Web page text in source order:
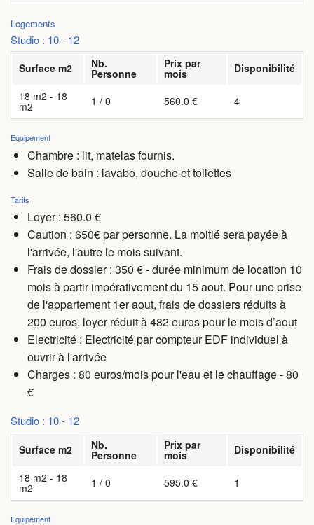
Logements
Studio : 10 - 12
Surface m2 Nb.
Personne
Prix par
mois
Disponibilité
18 m2 - 18
m2 1 / 0 560.0 € 4
Equipement
Chambre : lit, matelas fournis.
Salle de bain : lavabo, douche et toilettes
Tarifs
Loyer : 560.0 €
Caution : 650€ par personne. La moitié sera payée à
l'arrivée, l'autre le mois suivant.
Frais de dossier : 350 € - durée minimum de location 10
mois à partir impérativement du 15 aout. Pour une prise
de l'appartement 1er aout, frais de dossiers réduits à
200 euros, loyer réduit à 482 euros pour le mois d’aout
Electricité : Electricité par compteur EDF individuel à
ouvrir à l'arrivée
Charges : 80 euros/mois pour l'eau et le chauffage - 80
€
Studio : 10 - 12
Surface m2 Nb.
Personne
Prix par
mois
Disponibilité
18 m2 - 18
m2 1 / 0 595.0 € 1
Equipement